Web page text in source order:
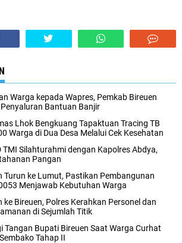
Warga kepada Wapres, Pemkab Bireuen
Bantuan Banjir
Lhok Bengkuang Tapaktuan ‎Tracing TB
Warga di Dua Desa Melalui Cek Kesehatan
TMI Silahturahmi dengan Kapolres Abdya,
Pangan
Turun ke Lumut, Pastikan Pembangunan
Menjawab Kebutuhan Warga
ke Bireuen, Polres Kerahkan Personel dan
di Sejumlah Titik
Tangan Bupati Bireuen Saat Warga Curhat
Tahap II